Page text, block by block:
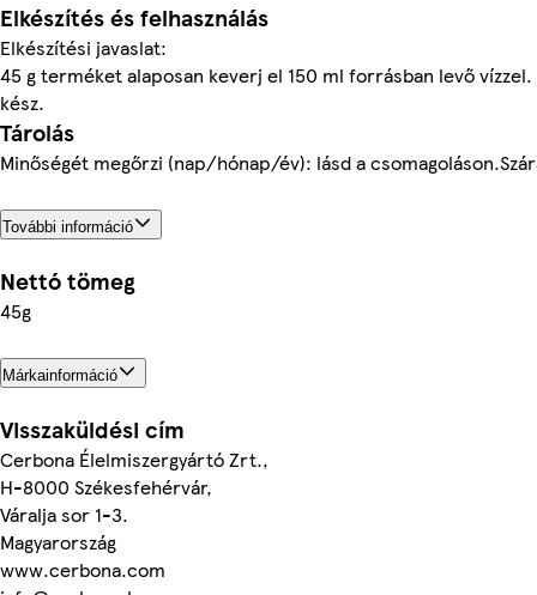
Elkészítés és felhasználás
Elkészítési javaslat:
45 g terméket alaposan keverj el 150 ml forrásban levő
kész.
Tárolás
Minőségét megőrzi (nap/hónap/év): lásd a
További információ
Nettó tömeg
45g
Márkainformáció
Visszaküldési cím
Cerbona Élelmiszergyártó Zrt.,
H-8000 Székesfehérvár,
Váralja sor 1-3.
Magyarország
www.cerbona.com